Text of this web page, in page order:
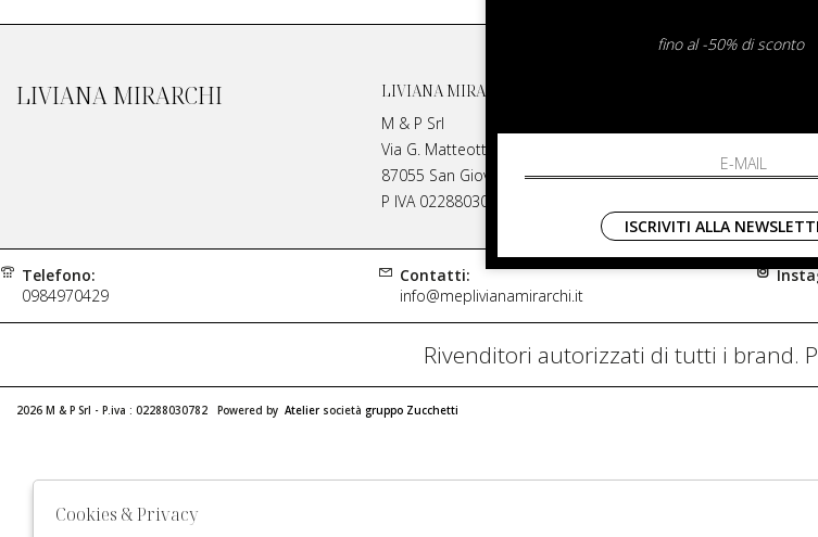
LIVIANA MIRARCHI
LIVIANA MIRARCHI
M & P Srl
Via G. Matteotti, 91
87055 San Giovanni in Fiore Italia
P IVA 02288030782
Contatti
Telefono:
0984970429
Contatti:
info@meplivianamirarchi.it
Rivenditori autorizzati di tutti i brand.
2026 M & P Srl - P.iva : 02288030782 Powered by Atelier società gruppo Zucchetti
fino al -50% di sconto
ISCRIVITI ALLA
Cookies & Privacy